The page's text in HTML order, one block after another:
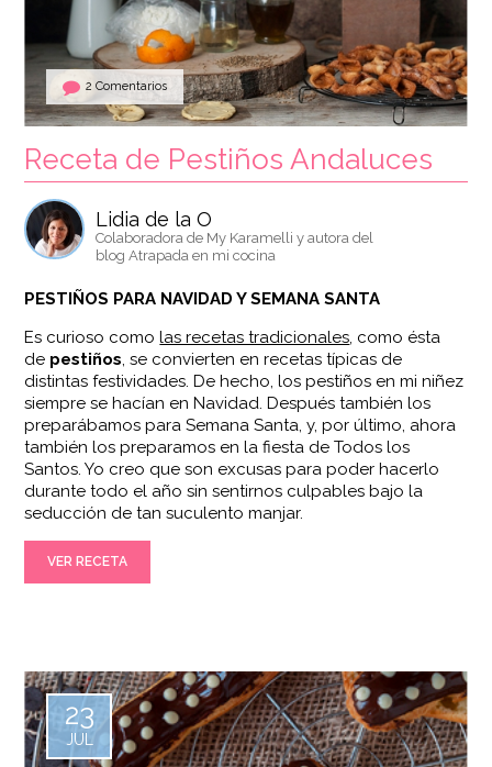
2 Comentarios
Receta de Pestiños Andaluces
Lidia de la O
Colaboradora de My Karamelli y autora del
blog Atrapada en mi cocina
PESTIÑOS PARA NAVIDAD Y SEMANA SANTA
Es curioso comolas recetas tradicionales, como ésta
de pestiños, se convierten en recetas típicas de
distintas festividades. De hecho, los pestiños en mi niñez
siempre se hacían en Navidad. Después también los
preparábamos para Semana Santa, y, por último, ahora
también los preparamos en la fiesta de Todos los
Santos. Yo creo que son excusas para poder hacerlo
durante todo el año sin sentirnos culpables bajo la
seducción de tan suculento manjar.
VER RECETA
23
JUL